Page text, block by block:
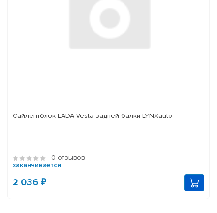
Сайлентблок LADA Vesta задней балки LYNXauto
0 отзывов
заканчивается
2 036 ₽